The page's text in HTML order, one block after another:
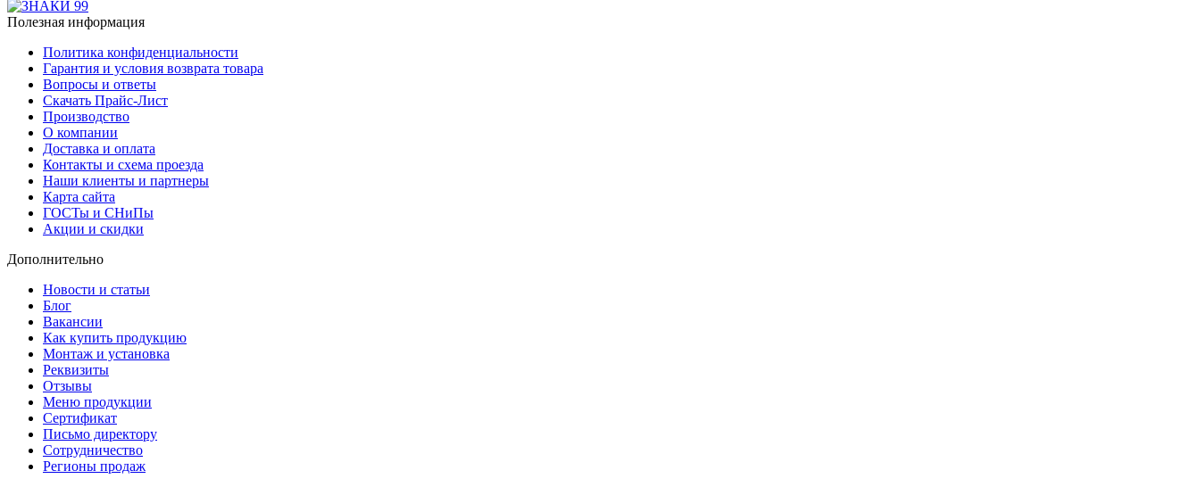
Полезная информация
Политика конфиденциальности
Гарантия и условия возврата товара
Вопросы и ответы
Скачать Прайс-Лист
Производство
О компании
Доставка и оплата
Контакты и схема проезда
Наши клиенты и партнеры
Карта сайта
ГОСТы и СНиПы
Акции и скидки
Дополнительно
Новости и статьи
Блог
Вакансии
Как купить продукцию
Монтаж и установка
Реквизиты
Отзывы
Меню продукции
Сертификат
Письмо директору
Сотрудничество
Регионы продаж